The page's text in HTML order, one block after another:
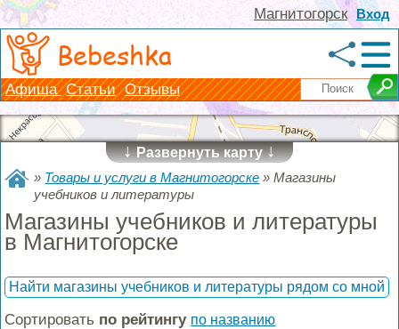
Вход
Магнитогорск
Bebeshka
Афиша Статьи Отзывы
↓Развернуть карту↓
» Товары и услуги в Магнитогорске »Магазины
учебников и литературы
Магазины учебников и литературы
в Магнитогорске
Найти магазины учебников и литературы рядом со мной
Сортировать по рейтингу по названию